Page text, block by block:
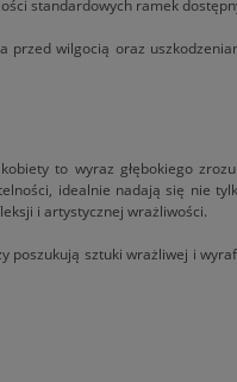
standardowych ramek
przed wilgocią oraz
to wyraz głębokiego
idealnie nadają się nie
i artystycznej wrażliwości.
poszukują sztuki wrażliwej i